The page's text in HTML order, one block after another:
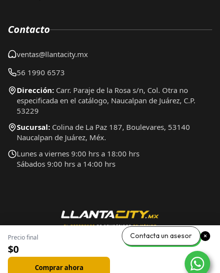
Precio final
$0
Comprar ahora
Contacto
ventas@llantacity.mx
56 1990 6573
Dirección: Carr. Paraje de la Rosa s/n, Col. Otra no
especificada en el catálogo, Naucalpan de Juárez, C.P.
53229
Sucursal: Colina de La Paz 187, Boulevares, 53140
Naucalpan de Juárez, Méx.
Lunes a viernes 9:00 hrs a 18:00 hrs
Sábados 9:00 hrs a 14:00 hrs
Contacta un asesor